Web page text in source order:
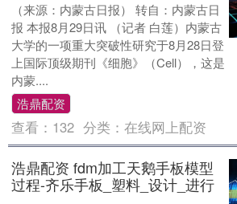
（来源：内蒙古日报） 转自：内蒙古日
报 本报8月29日讯 （记者 白莲）内蒙古
大学的一项重大突破性研究于8月28日登
上国际顶级期刊《细胞》（Cell），这是
内蒙....
浩鼎配资
查看： 132 分类：在线网上配资
浩鼎配资 fdm加工天鹅手板模型
过程-齐乐手板_塑料_设计_进行